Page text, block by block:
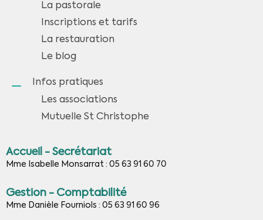
La pastorale
Inscriptions et tarifs
La restauration
Le blog
Infos pratiques
Les associations
Mutuelle St Christophe
Accueil - Secrétariat
Mme Isabelle Monsarrat : 05 63 91 60 70
Gestion - Comptabilité
Mme Danièle Fourniols : 05 63 91 60 96